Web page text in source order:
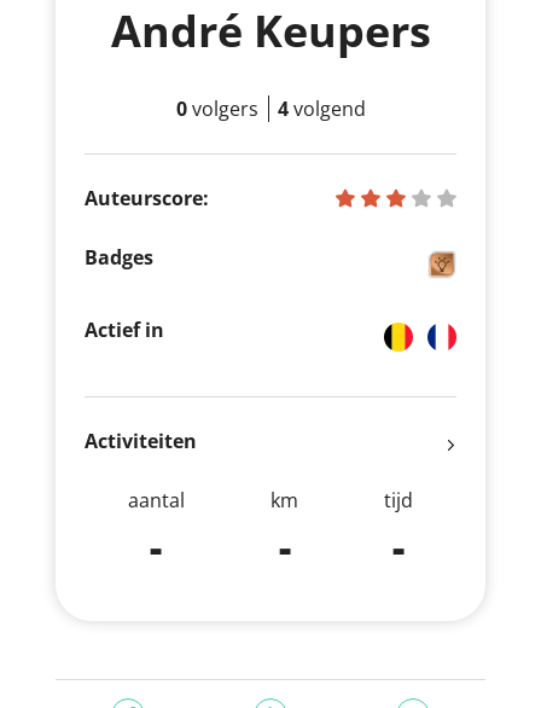
André Keupers
0volgers 4volgend
Auteurscore:
Badges
Actief in
Activiteiten
aantal
-
km
-
tijd
-